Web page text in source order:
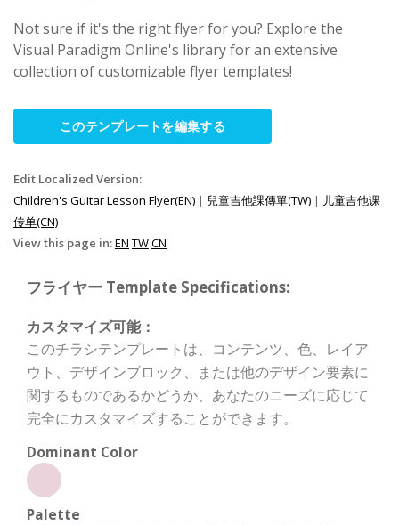
Not sure if it's the right flyer for you? Explore the
Visual Paradigm Online's library for an extensive
collection of customizable flyer templates!
このテンプレートを編集する
Edit Localized Version:
Children's Guitar Lesson Flyer(EN) | 兒童吉他課傳單(TW) | 儿童吉他课
传单(CN)
View this page in:EN TWCN
フライヤー Template Specifications:
カスタマイズ可能：
このチラシテンプレートは、コンテンツ、色、レイア
ウト、デザインブロック、または他のデザイン要素に
関するものであるかどうか、あなたのニーズに応じて
完全にカスタマイズすることができます。
Dominant Color
Palette